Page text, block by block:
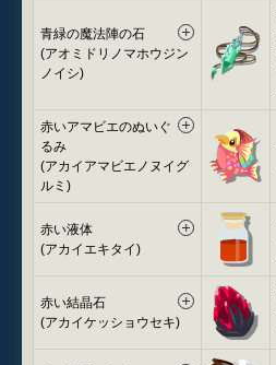
青緑の魔法陣の石
(アオミドリノマホウジン
ノイシ)
赤いアマビエのぬいぐ
るみ
(アカイアマビエノヌイグ
ルミ)
赤い液体
(アカイエキタイ)
赤い結晶石
(アカイケッショウセキ)